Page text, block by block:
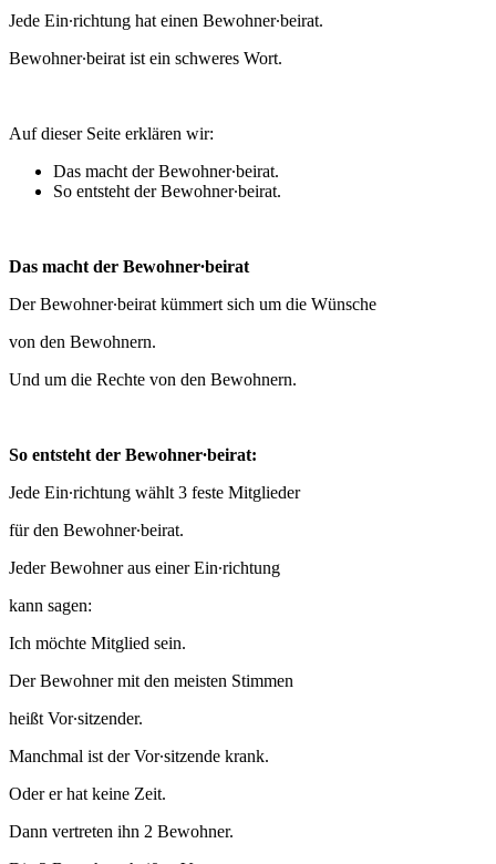
Jede Ein∙richtung hat einen Bewohner∙beirat.
Bewohner∙beirat ist ein schweres Wort.
Auf dieser Seite erklären wir:
Das macht der Bewohner∙beirat.
So entsteht der Bewohner∙beirat.
Das macht der Bewohner∙beirat
Der Bewohner∙beirat kümmert sich um die Wünsche
von den Bewohnern.
Und um die Rechte von den Bewohnern.
So entsteht der Bewohner∙beirat:
Jede Ein∙richtung wählt 3 feste Mitglieder
für den Bewohner∙beirat.
Jeder Bewohner aus einer Ein∙richtung
kann sagen:
Ich möchte Mitglied sein.
Der Bewohner mit den meisten Stimmen
heißt Vor∙sitzender.
Manchmal ist der Vor∙sitzende krank.
Oder er hat keine Zeit.
Dann vertreten ihn 2 Bewohner.